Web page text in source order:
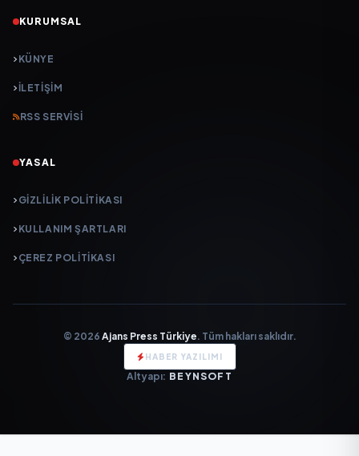
KURUMSAL
KÜNYE
İLETIŞIM
RSS SERVISI
YASAL
GIZLILIK POLITIKASI
KULLANIM ŞARTLARI
ÇEREZ POLITIKASI
© 2026 Ajans Press Türkiye. Tüm hakları saklıdır.
HABER YAZILIMI
Altyapı: BEYNSOFT